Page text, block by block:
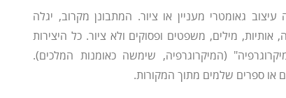
גאומטרי מעניין או ציור. המתבונן מקרוב, יגלה
אותיות, מילים, משפטים ופסוקים ולא ציור. כל היצירות
(המיקרוגרפיה, שימשה כאומנות המלכים).
או ספרים שלמים מתוך המקורות.